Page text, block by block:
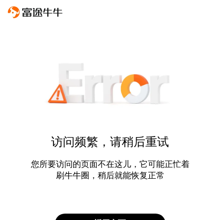
访问频繁，请稍后重试
您所要访问的页面不在这儿，它可能正忙着
刷牛牛圈，稍后就能恢复正常